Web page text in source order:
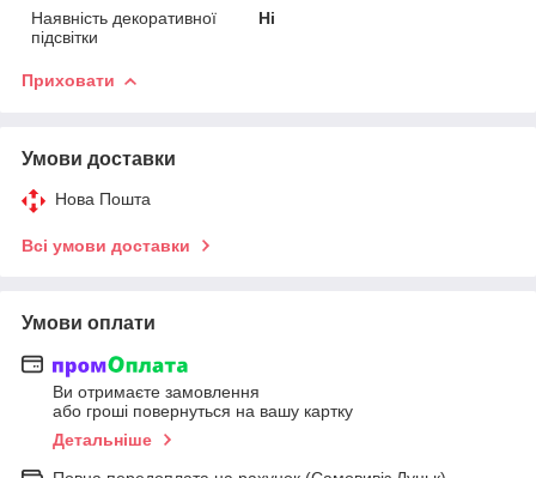
Наявність декоративної
підсвітки
Ні
Приховати
Умови доставки
Нова Пошта
Всі умови доставки
Умови оплати
Ви отримаєте замовлення
або гроші повернуться на вашу картку
Детальніше